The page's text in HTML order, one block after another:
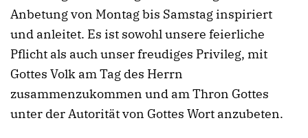
Anbetung von Montag bis Samstag inspiriert
und anleitet. Es ist sowohl unsere feierliche
Pflicht als auch unser freudiges Privileg, mit
Gottes Volk am Tag des Herrn
zusammenzukommen und am Thron Gottes
unter der Autorität von Gottes Wort anzubeten.